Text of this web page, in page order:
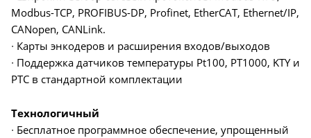
Modbus-TCP, PROFIBUS-DP, Profinet, EtherCAT, Ethernet/IP,
CANopen, CANLink.
∙ Карты энкодеров и расширения входов/выходов
∙ Поддержка датчиков температуры Pt100, PT1000, KTY и
PTC в стандартной комплектации
Технологичный
∙ Бесплатное программное обеспечение, упрощенный